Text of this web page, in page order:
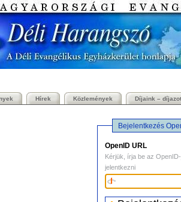
Hírek Közlemények Díjaink –
Bejelentkezés
OpenID URL
Kérjük, írja be az
jelentkezni